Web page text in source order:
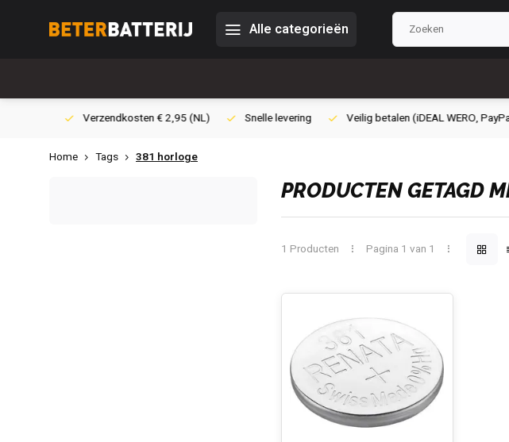
Alle categorieën
Verzendkosten € 2,95 (NL) Snelle levering Veilig betalen (iDEAL WERO,
Home Tags 381 horloge
PRODUCTEN GETAGD
1 Producten Pagina 1 van 1